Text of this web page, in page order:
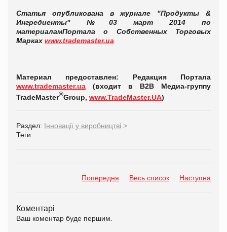
Статья опубликована в журнале "Продукты &
Ингредиенты" №03 март 2014 по
материаламПортала о Собственных Торговых
Марках www.trademaster.ua
Материал предоставлен: Редакция Портала
www.trademaster.ua (входит в В2В Медиа-группу
TradeMaster®Group, www.TradeMaster.UA)
Раздел: Інновації у виробництві >
Теги:
Попередня Весь список Наступна
Коментарі
Ваш коментар буде першим.